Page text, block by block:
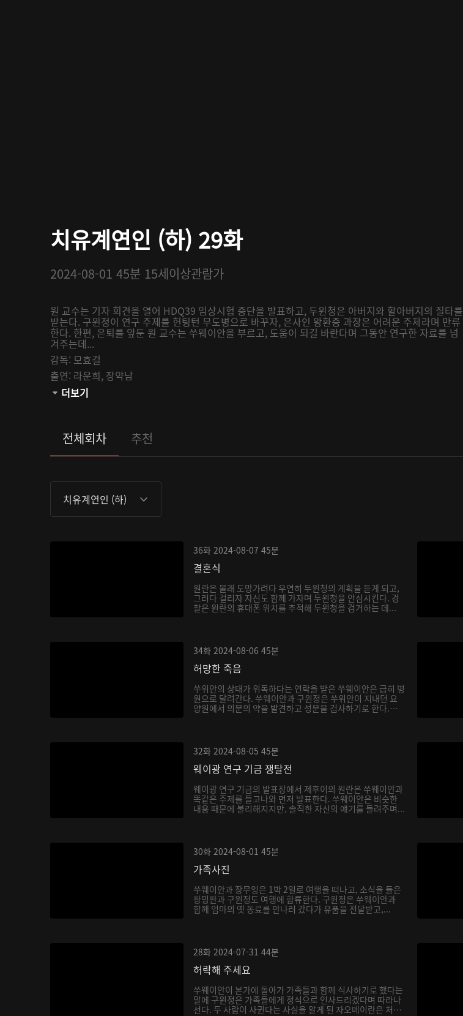
치유계연인 (하) 29화
2024-08-01 45분 15세이상관람가
원 교수는 기자 회견을 열어 HDQ39 임상시험 중단을 발표하고, 두윈청은 아버지와 할아버지의 질타를
받는다. 구윈정이 연구 주제를 헌팅턴 무도병으로 바꾸자, 은사인 왕환중 과장은 어려운 주제라며 만류
한다. 한편, 은퇴를 앞둔 원 교수는 쑤웨이안을 부르고, 도움이 되길 바란다며 그동안 연구한 자료를 넘
겨주는데...
감독: 모효걸
출연: 라운희, 장약남
관람등급:
더보기
전체회차 추천
치유계연인 (하)
36화 2024-08-07 45분
결혼식
원란은 몰래 도망가려다 우연히 두윈청의 계획을 듣게 되고,
그러다 걸리자 자신도 함께 가자며 두윈청을 안심시킨다. 경
찰은 원란의 휴대폰 위치를 추적해 두윈청을 검거하는 데...
34화 2024-08-06 45분
허망한 죽음
쑤위안의 상태가 위독하다는 연락을 받은 쑤웨이안은 급히 병
원으로 달려간다. 쑤웨이안과 구윈정은 쑤위안이 지내던 요
양원에서 의문의 약을 발견하고 성분을 검사하기로 한다.
32화 2024-08-05 45분
웨이광 연구 기금 쟁탈전
웨이광 연구 기금의 발표장에서 제후이의 원란은 쑤웨이안과
똑같은 주제를 들고나와 먼저 발표한다. 쑤웨이안은 비슷한
내용 때문에 불리해지지만, 솔직한 자신의 얘기를 들려주며...
30화 2024-08-01 45분
가족사진
쑤웨이안과 장무잉은 1박 2일로 여행을 떠나고, 소식을 들은
팡밍판과 구윈정도 여행에 합류한다. 구윈정은 쑤웨이안과
함께 엄마의 옛 동료를 만나러 갔다가 유품을 전달받고,...
28화 2024-07-31 44분
허락해 주세요
쑤웨이안이 본가에 돌아가 가족들과 함께 식사하기로 했다는
말에 구윈정은 가족들에게 정식으로 인사드리겠다며 따라나
선다. 두 사람이 사귄다는 사실을 알게 된 자오메이란은 처